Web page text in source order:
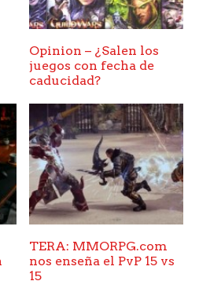
Opinion – ¿Salen los
juegos con fecha de
caducidad?
TERA: MMORPG.com
nos enseña el PvP 15 vs
15